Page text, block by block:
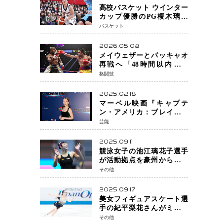
高校バスケット ウインター
カップ優勝のPG榎木璃旺
（えのき・りお）がプロの
現場へ―。
バスケット
2026.05.08
メイウェザーとパッキャオ
再戦へ「48時間以内に決
着」公式戦かエキシビショ
ンか混迷続く
格闘技
2025.02.18
マーベル映画『キャプテ
ン・アメリカ：ブレイブ・
ニュー・ワールド』 新ブラ
ック・ウィドウ役のシラ・
ハースとは！？
芸能
2025.09.11
競泳女子の池江璃花子選手
が活動拠点を豪州から日本
へ！ 豪州での挑戦を糧に、
28年ロサンゼルス五輪へ再
始動
その他
2025.09.17
美女フィギュアスケート選
手の紀平梨花さんがミラノ
五輪出場断念 中部選手権欠
その他